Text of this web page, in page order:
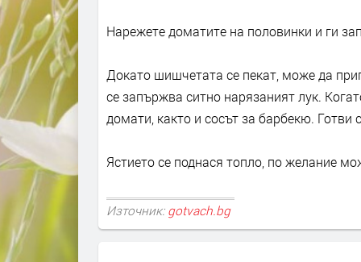
Нарежете доматите на половинки и ги
Докато шишчетата се пекат, може да
се запържва ситно нарязаният лук.
домати, както и сосът за барбекю. Готви
Ястието се поднася топло, по желание
Източник: gotvach.bg